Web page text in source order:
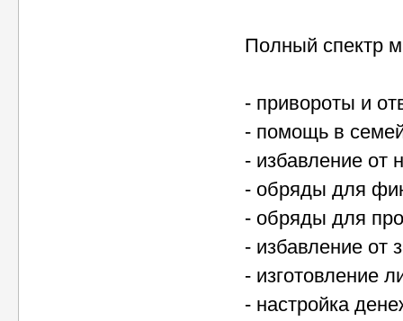
Полный спектр
- привороты и
- помощь в
- избавление от
- обряды для
- обряды для
- избавление от
- изготовление
- настройка